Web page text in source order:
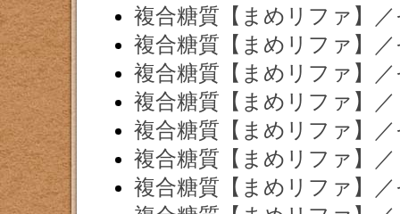
複合糖質【まめリファ】
複合糖質【まめリファ】
複合糖質【まめリファ】
複合糖質【まめリファ】
複合糖質【まめリファ】
複合糖質【まめリファ】
複合糖質【まめリファ】